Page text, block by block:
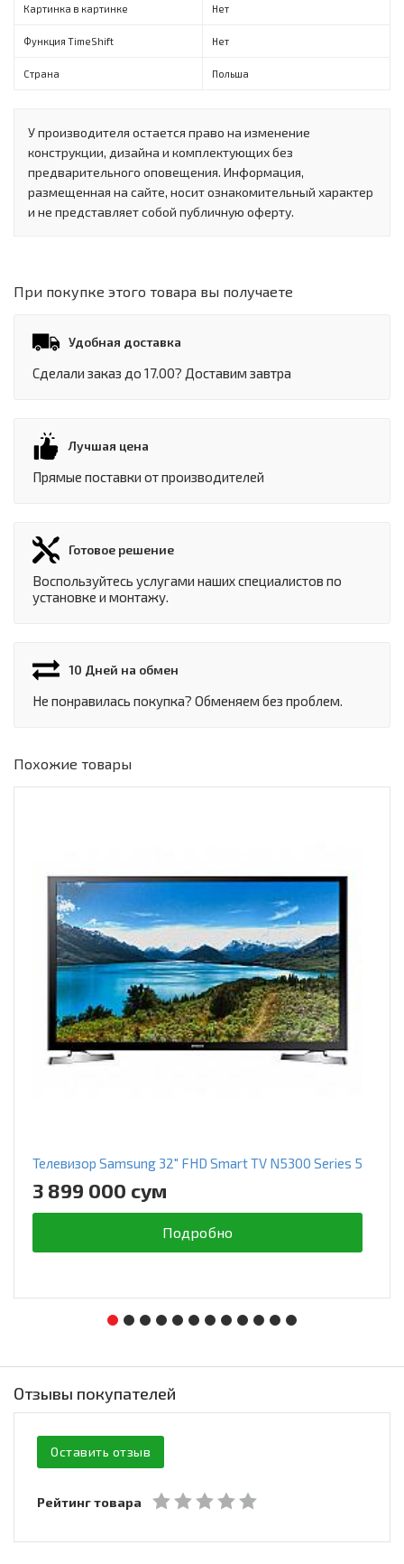
Картинка в картинке Нет
Функция TimeShift Нет
Страна Польша
У производителя остается право на изменение
конструкции, дизайна и комплектующих без
предварительного оповещения. Информация,
размещенная на сайте, носит ознакомительный характер
и не представляет собой публичную оферту.
При покупке этого товара вы получаете
Удобная доставка
Сделали заказ до 17.00? Доставим завтра
Лучшая цена
Прямые поставки от производителей
Готовое решение
Воспользуйтесь услугами наших специалистов по
установке и монтажу.
10 Дней на обмен
Не понравилась покупка? Обменяем без проблем.
Похожие товары
Телевизор Samsung 32" FHD Smart TV N5300 Series 5
3 899 000 сум
Подробно
Отзывы покупателей
Оставить отзыв
Рейтинг товара